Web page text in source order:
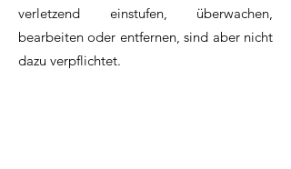
verletzend einstufen, überwachen,
bearbeiten oder entfernen, sind aber nicht
dazu verpflichtet.